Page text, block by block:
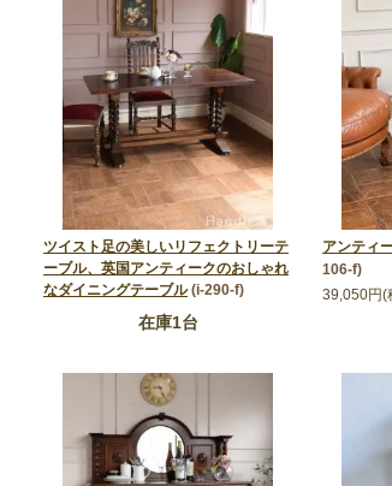
ツイスト足の美しいリフェクトリーテ
ーブル、英国アンティークのおしゃれ
なダイニングテーブル (i-290-f)
在庫1台
アンティ
106-f)
39,050円(